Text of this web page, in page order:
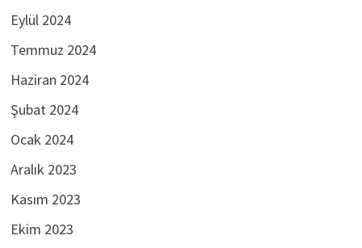
Eylül 2024
Temmuz 2024
Haziran 2024
Şubat 2024
Ocak 2024
Aralık 2023
Kasım 2023
Ekim 2023